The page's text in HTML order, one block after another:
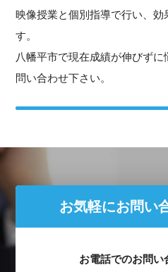
映像授業と個別指導で行い、効
す。
八幡平市で現在成績が伸びず
問い合わせ下さい。
お気軽にお問い
お電話でのお問い